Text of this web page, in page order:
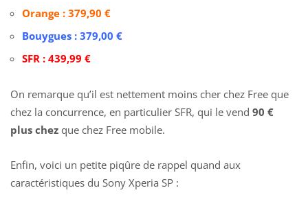
Orange : 379,90 €
Bouygues : 379,00 €
SFR : 439,99 €
On remarque qu’il est nettement moins cher chez Free que
chez la concurrence, en particulier SFR, qui le vend 90 €
plus chez que chez Free mobile.
Enfin, voici un petite piqûre de rappel quand aux
caractéristiques du Sony Xperia SP :